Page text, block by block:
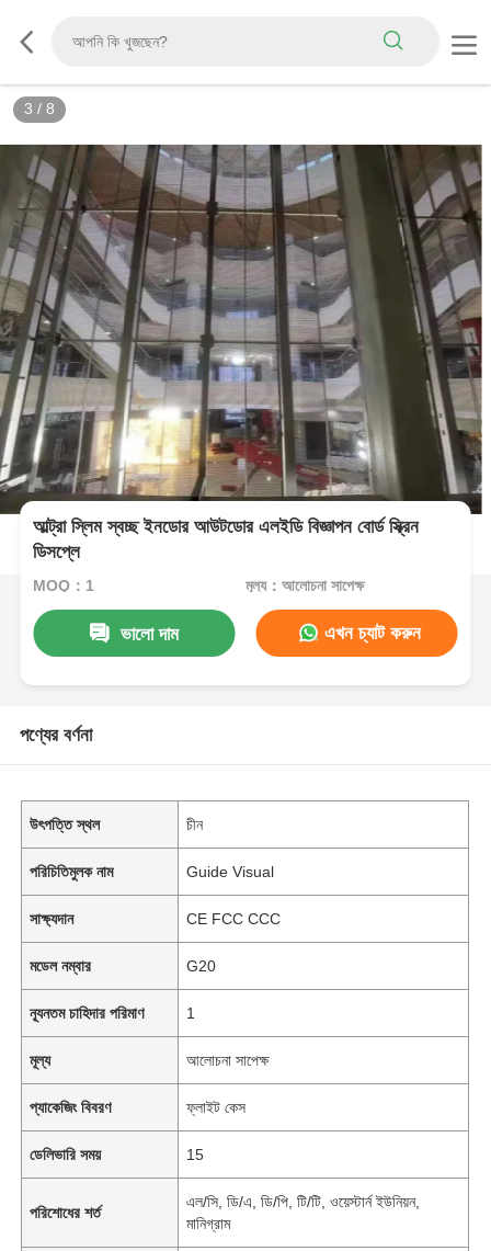
3 / 8
আল্ট্রা স্লিম স্বচ্ছ ইনডোর আউটডোর এলইডি বিজ্ঞাপন বোর্ড স্ক্রিন
ডিসপ্লে
MOQ：1 মূল্য：আলোচনা সাপেক্ষ
ভালো দাম এখন চ্যাট করুন
পণ্যের বর্ণনা
উৎপত্তি স্থল চীন
পরিচিতিমুলক নাম Guide Visual
সাক্ষ্যদান CE FCC CCC
মডেল নম্বার G20
ন্যূনতম চাহিদার পরিমাণ 1
মূল্য আলোচনা সাপেক্ষ
প্যাকেজিং বিবরণ ফ্লাইট কেস
ডেলিভারি সময় 15
পরিশোধের শর্ত
এল/সি, ডি/এ, ডি/পি, টি/টি, ওয়েস্টার্ন ইউনিয়ন,
মানিগ্রাম